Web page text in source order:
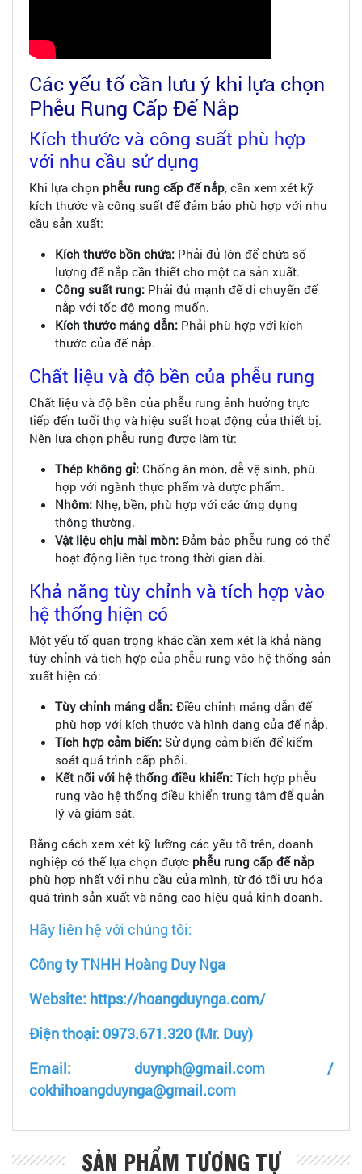
Các yếu tố cần lưu ý khi lựa chọn
Phễu Rung Cấp Đế Nắp
Kích thước và công suất phù hợp
với nhu cầu sử dụng
Khi lựa chọn phễu rung cấp đế nắp, cần xem xét kỹ
kích thước và công suất để đảm bảo phù hợp với nhu
cầu sản xuất:
Kích thước bồn chứa: Phải đủ lớn để chứa số
lượng đế nắp cần thiết cho một ca sản xuất.
Công suất rung: Phải đủ mạnh để di chuyển đế
nắp với tốc độ mong muốn.
Kích thước máng dẫn: Phải phù hợp với kích
thước của đế nắp.
Chất liệu và độ bền của phễu rung
Chất liệu và độ bền của phễu rung ảnh hưởng trực
tiếp đến tuổi thọ và hiệu suất hoạt động của thiết bị.
Nên lựa chọn phễu rung được làm từ:
Thép không gỉ: Chống ăn mòn, dễ vệ sinh, phù
hợp với ngành thực phẩm và dược phẩm.
Nhôm: Nhẹ, bền, phù hợp với các ứng dụng
thông thường.
Vật liệu chịu mài mòn: Đảm bảo phễu rung có thể
hoạt động liên tục trong thời gian dài.
Khả năng tùy chỉnh và tích hợp vào
hệ thống hiện có
Một yếu tố quan trọng khác cần xem xét là khả năng
tùy chỉnh và tích hợp của phễu rung vào hệ thống sản
xuất hiện có:
Tùy chỉnh máng dẫn: Điều chỉnh máng dẫn để
phù hợp với kích thước và hình dạng của đế nắp.
Tích hợp cảm biến: Sử dụng cảm biến để kiểm
soát quá trình cấp phôi.
Kết nối với hệ thống điều khiển: Tích hợp phễu
rung vào hệ thống điều khiển trung tâm để quản
lý và giám sát.
Bằng cách xem xét kỹ lưỡng các yếu tố trên, doanh
nghiệp có thể lựa chọn được phễu rung cấp đế nắp
phù hợp nhất với nhu cầu của mình, từ đó tối ưu hóa
quá trình sản xuất và nâng cao hiệu quả kinh doanh.
Hãy liên hệ với chúng tôi:
Công ty TNHH Hoàng Duy Nga
Website: https://hoangduynga.com/
Điện thoại: 0973.671.320 (Mr. Duy)
Email: duynph@gmail.com /
cokhihoangduynga@gmail.com
SẢN PHẨM TƯƠNG TỰ